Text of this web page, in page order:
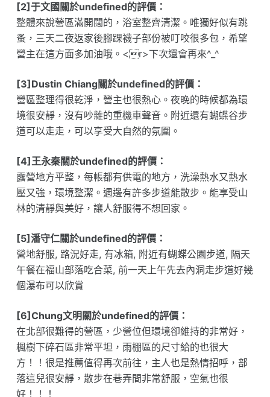
[2]于文國關於undefined的評價：
整體來說營區滿開闊的，浴室整齊清潔。唯獨好似有跳
蚤，三天二夜返家後腳踝襪子部份被叮咬很多包，希望
營主在這方面多加油哦。<r>下次還會再來^_^
[3]Dustin Chiang關於undefined的評價：
營區整理得很乾淨，營主也很熱心。夜晚的時候都為環
境很安靜，沒有吵雜的重機車聲音。附近還有蝴蝶谷步
道可以走走，可以享受大自然的氛圍。
[4]王永秦關於undefined的評價：
露營地方平整，每帳都有供電的地方，洗澡熱水又熱水
壓又強，環境整潔。週邊有許多步道能散步。能享受山
林的清靜與美好，讓人舒服得不想回家。
[5]潘守仁關於undefined的評價：
營地舒服, 路況好走, 有冰箱, 附近有蝴蝶公園步道, 隔天
午餐在福山部落吃合菜, 前一天上午先去內洞走步道好幾
個瀑布可以欣賞
[6]Chung文明關於undefined的評價：
在北部很難得的營區，少營位但環境卻維持的非常好，
楓樹下碎石區非常平坦，雨棚區的尺寸給的也很大
方！！很是推薦值得再次前往，主人也是熱情招呼，部
落這兒很安靜，散步在巷弄間非常舒服，空氣也很
好！！！